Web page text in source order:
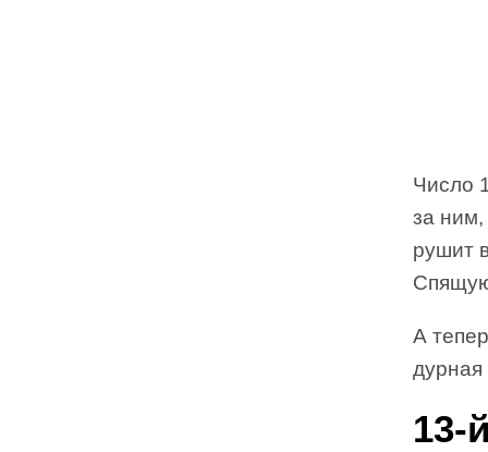
Число
за ним,
рушит
А
дурная
13-